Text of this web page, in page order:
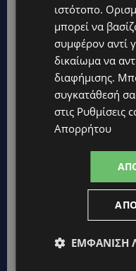
ιστότοπο.
μπορεί να
συμφέρον αντί
δικαίωμα να
διαφήμισης.
συγκατάθεσή
στις Ρυθμίσεις
Απορρήτου
ΕΜΦΆΝΙΣΗ